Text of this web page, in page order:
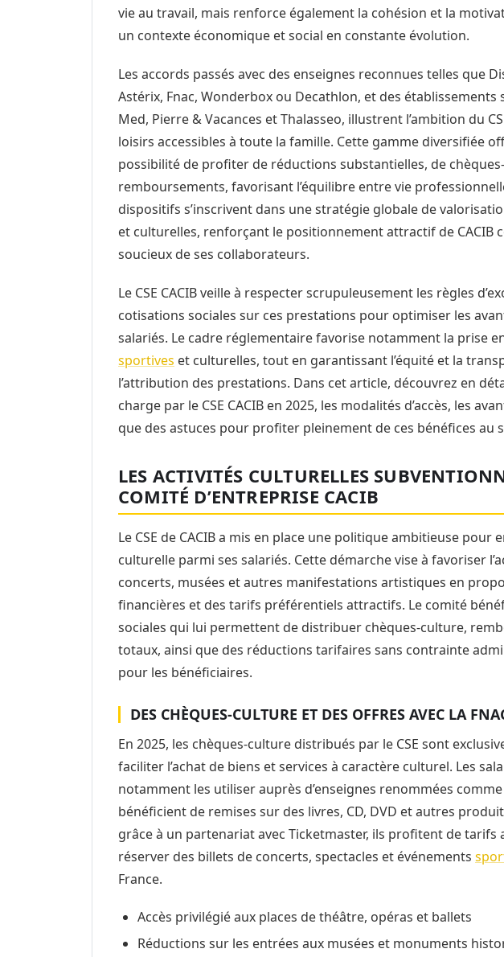
vie au travail, mais renforce également la cohésion et la
un contexte économique et social en constante évolution.
Les accords passés avec des enseignes reconnues telles que
Astérix, Fnac, Wonderbox ou Decathlon, et des établissements
Med, Pierre & Vacances et Thalasseo, illustrent l’ambition du
loisirs accessibles à toute la famille. Cette gamme diversifiée
possibilité de profiter de réductions substantielles, de
remboursements, favorisant l’équilibre entre vie
dispositifs s’inscrivent dans une stratégie globale de
et culturelles, renforçant le positionnement attractif de CACIB
soucieux de ses collaborateurs.
Le CSE CACIB veille à respecter scrupuleusement les règles
cotisations sociales sur ces prestations pour optimiser les
salariés. Le cadre réglementaire favorise notamment la prise
sportives et culturelles, tout en garantissant l’équité et la
l’attribution des prestations. Dans cet article, découvrez en
charge par le CSE CACIB en 2025, les modalités d’accès, les
que des astuces pour profiter pleinement de ces bénéfices au
LES ACTIVITÉS CULTURELLES
COMITÉ D’ENTREPRISE CACIB
Le CSE de CACIB a mis en place une politique ambitieuse
culturelle parmi ses salariés. Cette démarche vise à favoriser
concerts, musées et autres manifestations artistiques en
financières et des tarifs préférentiels attractifs. Le comité
sociales qui lui permettent de distribuer chèques-culture,
totaux, ainsi que des réductions tarifaires sans contrainte
pour les bénéficiaires.
DES CHÈQUES-CULTURE ET DES OFFRES AVEC LA
En 2025, les chèques-culture distribués par le CSE sont
faciliter l’achat de biens et services à caractère culturel. Les
notamment les utiliser auprès d’enseignes renommées comme
bénéficient de remises sur des livres, CD, DVD et autres
grâce à un partenariat avec Ticketmaster, ils profitent de tarifs
réserver des billets de concerts, spectacles et événements
France.
Accès privilégié aux places de théâtre, opéras et ballets
Réductions sur les entrées aux musées et monuments